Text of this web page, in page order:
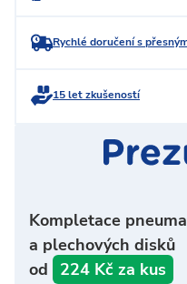
Rychlé doručení s
15 let zkušeností
Kompletace
a plechových disků
od
224 Kč za kus